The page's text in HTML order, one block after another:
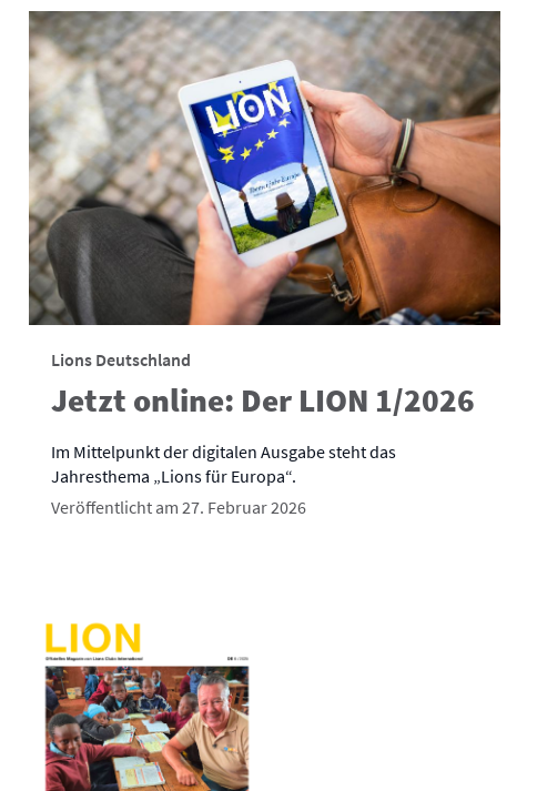
Lions Deutschland
Jetzt online: Der LION 1/2026
Im Mittelpunkt der digitalen Ausgabe steht das
Jahresthema „Lions für Europa“.
Veröffentlicht am 27. Februar 2026